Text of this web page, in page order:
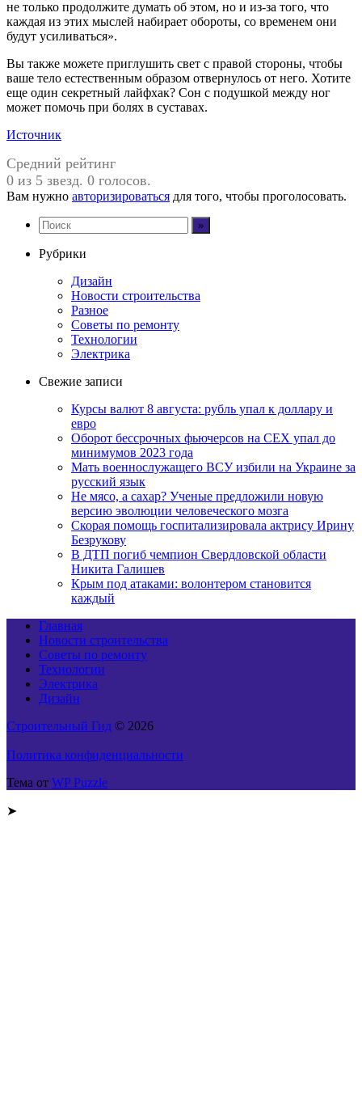
не только продолжите думать об этом, но и из-за того, что
каждая из этих мыслей набирает обороты, со временем они
будут усиливаться».
Вы также можете приглушить свет с правой стороны, чтобы
ваше тело естественным образом отвернулось от него. Хотите
еще один секретный лайфхак? Сон с подушкой между ног
может помочь при болях в суставах.
Источник
Средний рейтинг
0 из 5 звезд. 0 голосов.
Вам нужно авторизироваться для того, чтобы проголосовать.
Рубрики
Дизайн
Новости строительства
Разное
Советы по ремонту
Технологии
Электрика
Свежие записи
Курсы валют 8 августа: рубль упал к доллару и
евро
Оборот бессрочных фьючерсов на CEX упал до
минимумов 2023 года
Мать военнослужащего ВСУ избили на Украине за
русский язык
Не мясо, а сахар? Ученые предложили новую
версию эволюции человеческого мозга
Скорая помощь госпитализировала актрису Ирину
Безрукову
В ДТП погиб чемпион Свердловской области
Никита Галишев
Крым под атаками: волонтером становится
каждый
Главная
Новости строительства
Советы по ремонту
Технологии
Электрика
Дизайн
Строительный Гид © 2026
Политика конфиденциальности
Тема от WP Puzzle
➤